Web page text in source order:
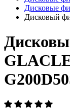
Дисковые
Дисковый